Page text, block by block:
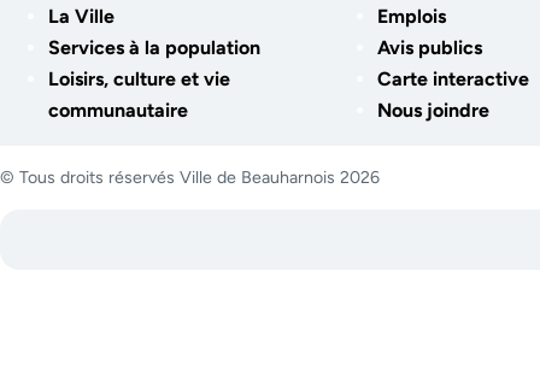
La Ville
Services à la population
Loisirs, culture et vie
communautaire
Emplois
Avis publics
Carte interactive
Nous joindre
© Tous droits réservés Ville de Beauharnois 2026